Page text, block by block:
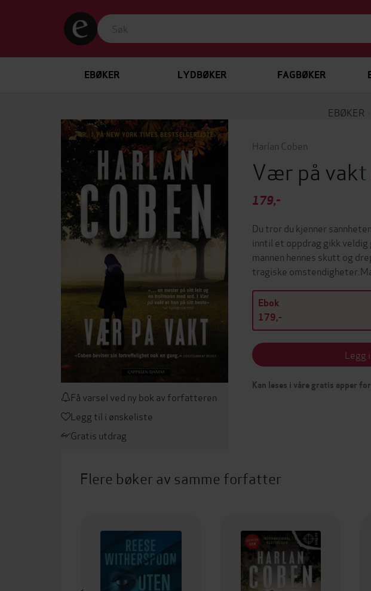
EBØKER LYDBØKER FAGBØKER
EBØKER
Få varsel ved ny bok av forfatteren
Legg til i ønskeliste
Gratis utdrag
Harlan Coben
Vær på vakt
179,-
Du tror du kjenner
inntil et oppdrag gikk
mannen hennes skutt og
tragiske
Ebok
179,-
Legg
Kan leses i våre gratis apper
Flere bøker av samme forfatter